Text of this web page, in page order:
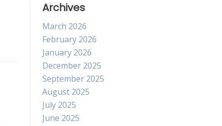
Archives
March 2026
February 2026
January 2026
December 2025
September 2025
August 2025
July 2025
June 2025